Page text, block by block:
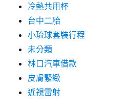
冷熱共用杯
台中二胎
小琉球套裝行程
未分類
林口汽車借款
皮膚緊緻
近視雷射